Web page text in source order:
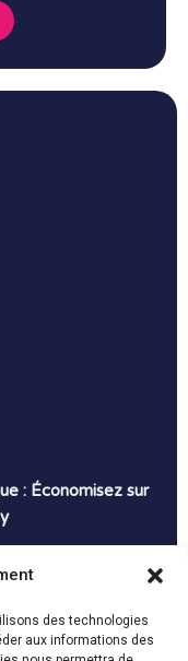
des technologies
aux informations des
: Économisez sur
sur vos